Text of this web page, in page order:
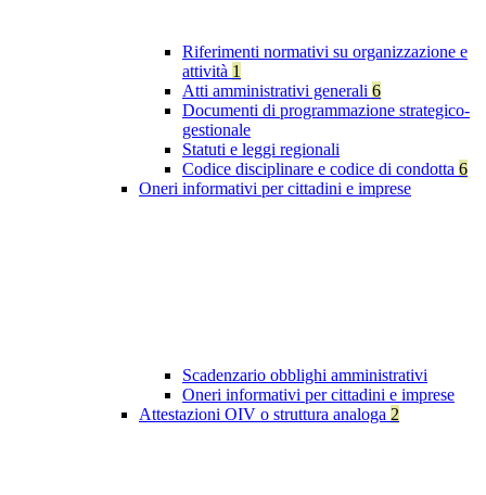
Riferimenti normativi su organizzazione e
attività 1
Atti amministrativi generali 6
Documenti di programmazione strategico-
gestionale
Statuti e leggi regionali
Codice disciplinare e codice di condotta 6
Oneri informativi per cittadini e imprese
Scadenzario obblighi amministrativi
Oneri informativi per cittadini e imprese
Attestazioni OIV o struttura analoga 2